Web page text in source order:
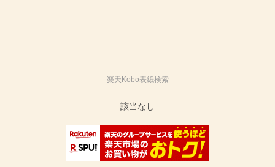
楽天Kobo表紙検索